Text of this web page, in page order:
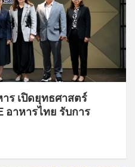
าร เปิดยุทธศาสตร์
อาหารไทย รับการ